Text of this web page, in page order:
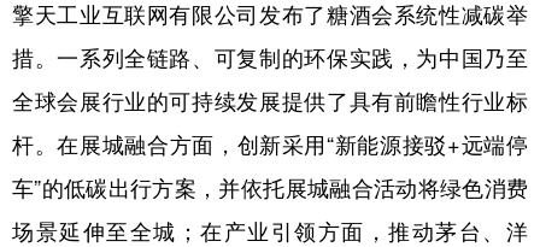
擎天工业互联网有限公司发布了糖酒会系统性减碳举
措。一系列全链路、可复制的环保实践，为中国乃至
全球会展行业的可持续发展提供了具有前瞻性行业标
杆。在展城融合方面，创新采用“新能源接驳+远端停
车”的低碳出行方案，并依托展城融合活动将绿色消费
场景延伸至全城；在产业引领方面，推动茅台、洋